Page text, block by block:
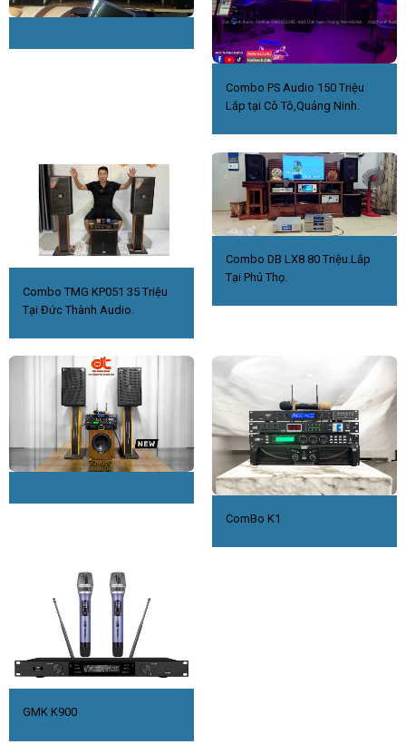
Combo PS Audio 150 Triệu
Lắp tại Cô Tô,Quảng Ninh.
Combo TMG KP051 35 Triệu
Tại Đức Thành Audio.
Combo DB LX8 80 Triệu.Lắp
Tại Phú Thọ.
ComBo K1
GMK K900